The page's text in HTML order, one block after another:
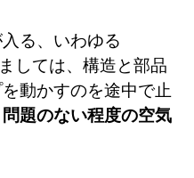
る、いわゆる
しては、構造と部品
動かすのを途中で止
問題のない程度の空気